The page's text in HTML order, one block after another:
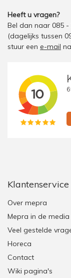
Heeft u vragen?
Bel dan naar 085 -
(dagelijks tussen
stuur een e-mail
Klantenservice
Over mepra
Mepra in de media
Veel gestelde
Horeca
Contact
Wiki pagina's